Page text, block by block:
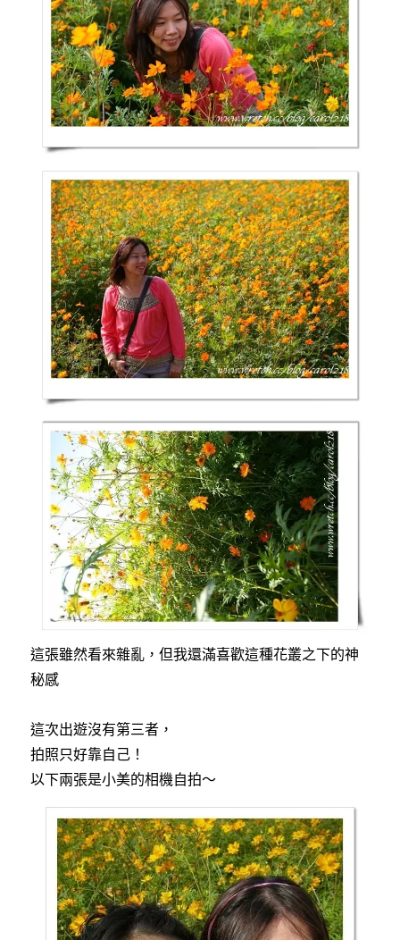
這張雖然看來雜亂，但我還滿喜歡這種花叢之下的神
秘感
這次出遊沒有第三者，
拍照只好靠自己！
以下兩張是小美的相機自拍～